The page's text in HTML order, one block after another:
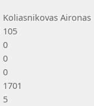
Koliasnikovas Aironas
105
0
0
0
1701
5